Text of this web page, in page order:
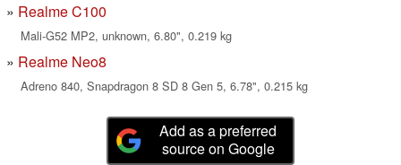
Realme C100
Mali-G52 MP2, unknown, 6.80", 0.219 kg
Realme Neo8
Adreno 840, Snapdragon 8 SD 8 Gen 5, 6.78", 0.215 kg
Add as a preferred
source on Google